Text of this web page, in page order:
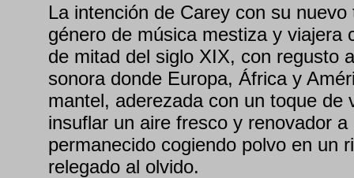
La intención de Carey con su
género de música mestiza y viajera
de mitad del siglo XIX, con regusto
sonora donde Europa, África y
mantel, aderezada con un toque de
insuflar un aire fresco y renovador
permanecido cogiendo polvo en un
relegado al olvido.